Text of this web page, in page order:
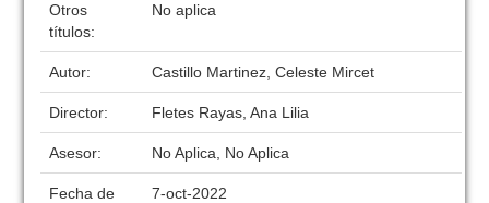
Otros
títulos:
No aplica
Autor: Castillo Martinez, Celeste Mircet
Director: Fletes Rayas, Ana Lilia
Asesor: No Aplica, No Aplica
Fecha de
7-oct-2022